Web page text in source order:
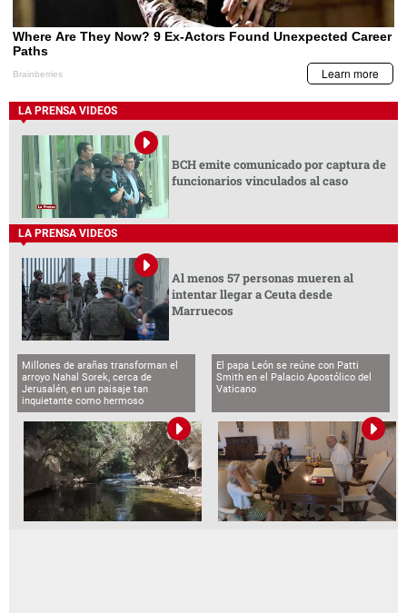
LA PRENSA VIDEOS
BCH emite comunicado por captura de
funcionarios vinculados al caso
LA PRENSA VIDEOS
Al menos 57 personas mueren al
intentar llegar a Ceuta desde
Marruecos
Millones de arañas transforman el
arroyo Nahal Sorek, cerca de
Jerusalén, en un paisaje tan
inquietante como hermoso
El papa León se reúne con Patti
Smith en el Palacio Apostólico del
Vaticano